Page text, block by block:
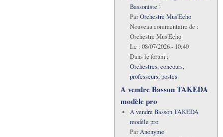
Bassoniste !
ParOrchestre Mus'Echo
Nouveau commentaire de :
Orchestre Mus'Echo
Le : 08/07/2026 - 10:40
Dans le forum :
Orchestres, concours,
professeurs, postes
A vendre Basson TAKEDA
modèle pro
A vendre Basson TAKEDA
modèle pro
ParAnonyme